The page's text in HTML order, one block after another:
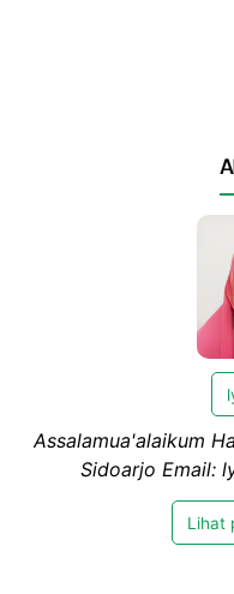
Assalamua'alaikum
Sidoarjo Email:
Lihat